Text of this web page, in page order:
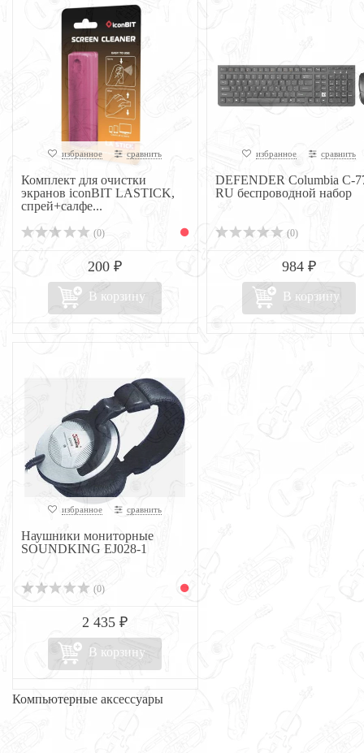
избранное сравнить
Комплект для очистки
экранов iconBIT LASTICK,
спрей+салфе...
(0)
200 ₽
В корзину
избранное сравнить
DEFENDER Columbia C-
RU беспроводной набор
(0)
984 ₽
В корзину
избранное сравнить
Наушники мониторные
SOUNDKING EJ028-1
(0)
2 435 ₽
В корзину
Компьютерные аксессуары